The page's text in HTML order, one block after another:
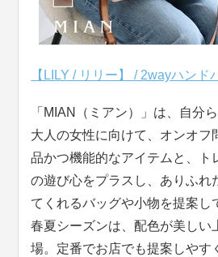
【LILY / リリー】 / 2wayハン
「MIAN（ミアン）」は、自分
大人の女性に向けて、オンオフ
品かつ機能的なアイテムと、ト
の遊び心をプラスし、ありふれ
てくれるバッグや小物を提案し
春夏シーズンは、配色が美しい
場。定番でお店でも提案しやす